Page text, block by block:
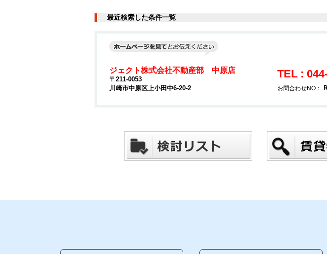
最近検索した条件一覧
ジェクト株式会社不動産部 中原店
〒211-0053
川崎市中原区上小田中6-20-2
TEL :
お問合わせNO：